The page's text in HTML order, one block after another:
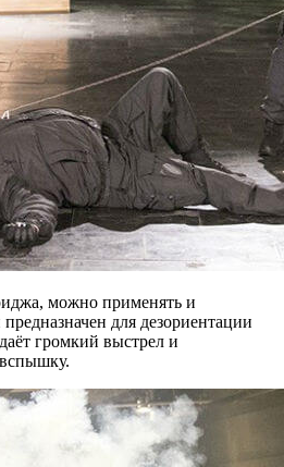
можно применять и
для дезориентации
громкий выстрел и